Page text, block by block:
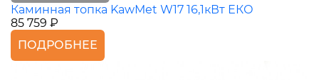
Каминная топка KawMet W17 16,1кВт ЕКО
85 759 ₽
ПОДРОБНЕЕ